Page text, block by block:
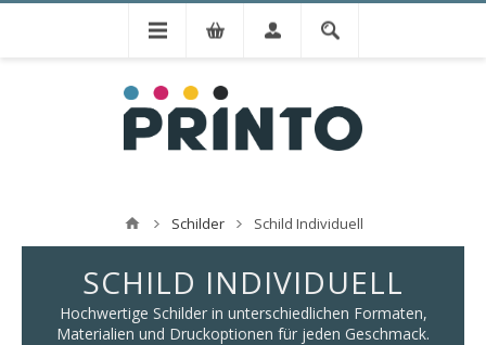
Schilder Schild Individuell
SCHILD INDIVIDUELL
Hochwertige Schilder in unterschiedlichen Formaten,
Materialien und Druckoptionen für jeden Geschmack.